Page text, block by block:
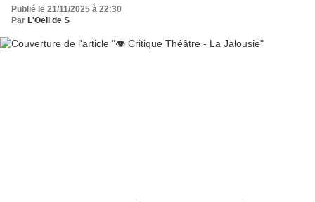
Publié le 21/11/2025 à 22:30
Par L'Oeil de S